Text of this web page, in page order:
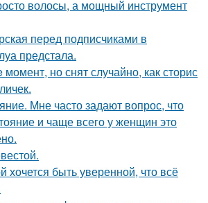
волосы, а мощный инструмент
перед подписчиками в
предстала.
но снят случайно, как сторис
Мне часто задают вопрос, что
и чаще всего у женщин это
хочется быть уверенной, что всё